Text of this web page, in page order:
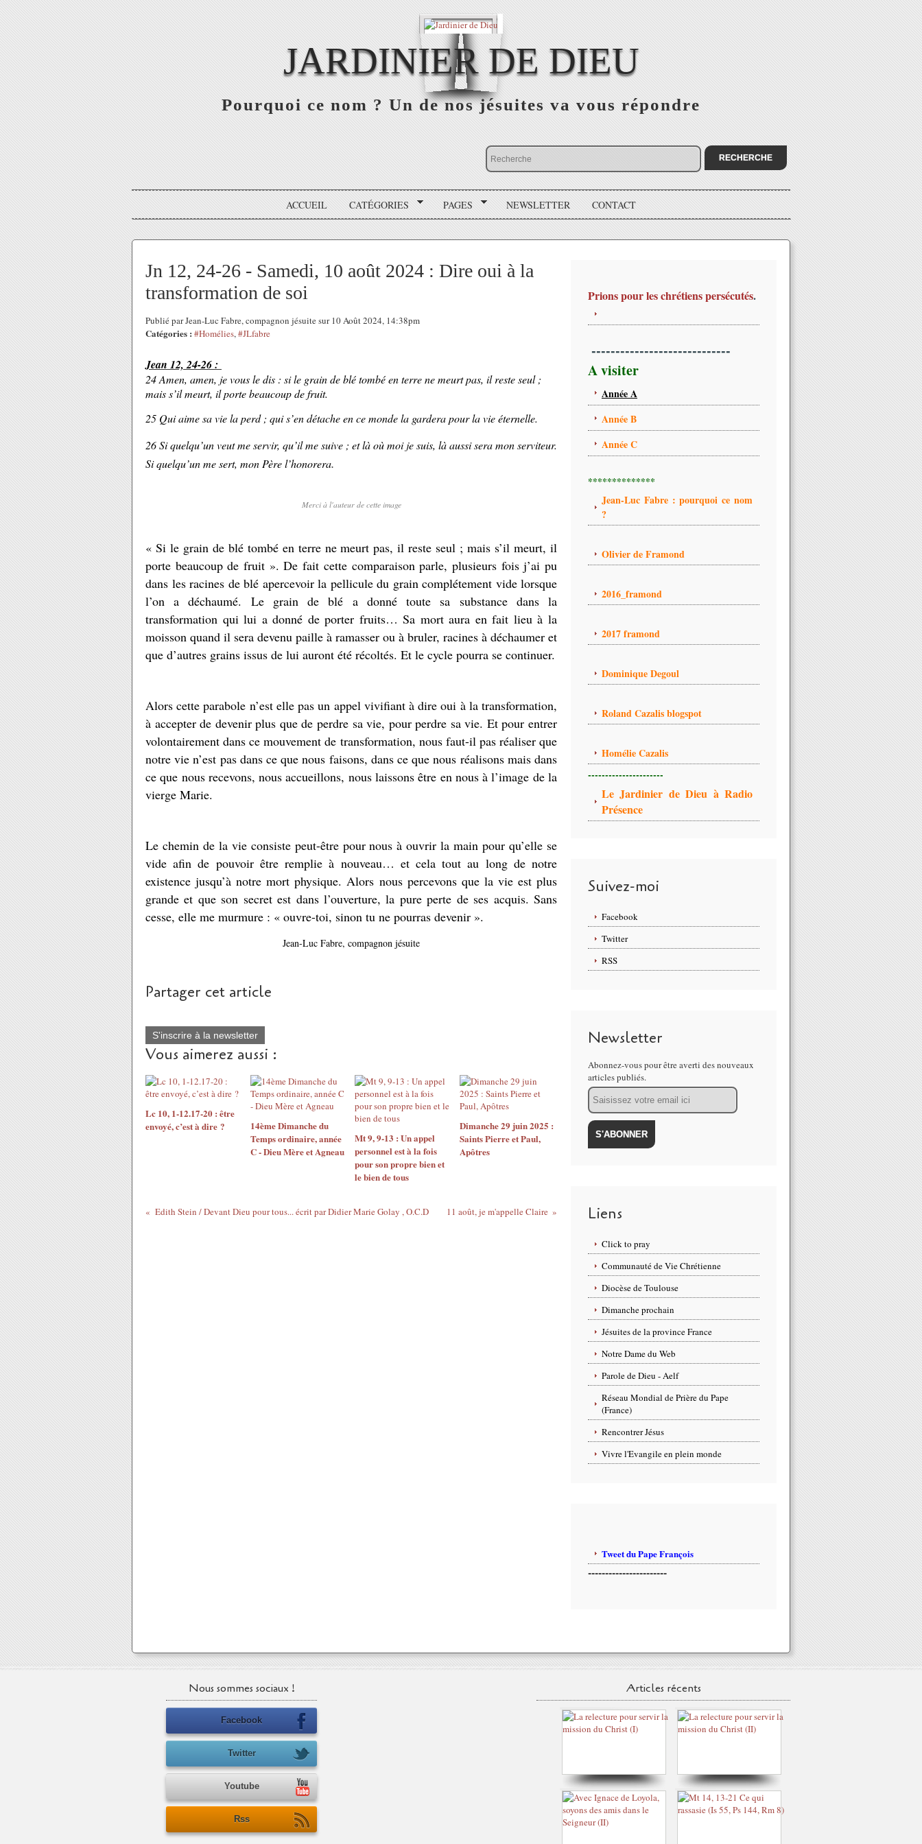
JARDINIER DE DIEU
Pourquoi ce nom ? Un de nos jésuites va vous répondre
ACCUEIL CATÉGORIES PAGES NEWSLETTER CONTACT
Jn 12, 24-26 - Samedi, 10 août 2024 : Dire oui à la
transformation de soi
Publié par Jean-Luc Fabre, compagnon jésuite sur 10 Août 2024, 14:38pm
Catégories : #Homélies,#JLfabre
Jean 12, 24-26 :
24 Amen, amen, je vous le dis : si le grain de blé tombé en terre ne meurt pas, il reste seul ;
mais s’il meurt, il porte beaucoup de fruit.
25 Qui aime sa vie la perd ; qui s’en détache en ce monde la gardera pour la vie éternelle.
26 Si quelqu’un veut me servir, qu’il me suive ; et là où moi je suis, là aussi sera mon serviteur.
Si quelqu’un me sert, mon Père l’honorera.
Merci à l'auteur de cette image
« Si le grain de blé tombé en terre ne meurt pas, il reste seul ; mais s’il meurt, il
porte beaucoup de fruit ». De fait cette comparaison parle, plusieurs fois j’ai pu
dans les racines de blé apercevoir la pellicule du grain complétement vide lorsque
l’on a déchaumé. Le grain de blé a donné toute sa substance dans la
transformation qui lui a donné de porter fruits… Sa mort aura en fait lieu à la
moisson quand il sera devenu paille à ramasser ou à bruler, racines à déchaumer et
que d’autres grains issus de lui auront été récoltés. Et le cycle pourra se continuer.
Alors cette parabole n’est elle pas un appel vivifiant à dire oui à la transformation,
à accepter de devenir plus que de perdre sa vie, pour perdre sa vie. Et pour entrer
volontairement dans ce mouvement de transformation, nous faut-il pas réaliser que
notre vie n’est pas dans ce que nous faisons, dans ce que nous réalisons mais dans
ce que nous recevons, nous accueillons, nous laissons être en nous à l’image de la
vierge Marie.
Le chemin de la vie consiste peut-être pour nous à ouvrir la main pour qu’elle se
vide afin de pouvoir être remplie à nouveau… et cela tout au long de notre
existence jusqu’à notre mort physique. Alors nous percevons que la vie est plus
grande et que son secret est dans l’ouverture, la pure perte de ses acquis. Sans
cesse, elle me murmure : « ouvre-toi, sinon tu ne pourras devenir ».
Jean-Luc Fabre, compagnon jésuite
Partager cet article
S'inscrire à la newsletter
Vous aimerez aussi :
Lc 10, 1-12.17-20 : être
envoyé, c’est à dire ?
14ème Dimanche du
Temps ordinaire, année
C - Dieu Mère et Agneau
Mt 9, 9-13 : Un appel
personnel est à la fois
pour son propre bien et
le bien de tous
Dimanche 29 juin 2025 :
Saints Pierre et Paul,
Apôtres
Edith Stein / Devant Dieu pour tous... écrit par Didier Marie Golay , O.C.D 11 août, je m'appelle Claire
Prions pour les chrétiens persécutés.
-----------------------------
A visiter
Année A
Année B
Année C
**************
Jean-Luc Fabre : pourquoi ce nom
?
Olivier de Framond
2016_framond
2017 framond
Dominique Degoul
Roland Cazalis blogspot
Homélie Cazalis
----------------------
Le Jardinier de Dieu à Radio
Présence
Suivez-moi
Facebook
Twitter
RSS
Newsletter
Abonnez-vous pour être averti des nouveaux
articles publiés.
Email
Liens
Click to pray
Communauté de Vie Chrétienne
Diocèse de Toulouse
Dimanche prochain
Jésuites de la province France
Notre Dame du Web
Parole de Dieu - Aelf
Réseau Mondial de Prière du Pape
(France)
Rencontrer Jésus
Vivre l'Evangile en plein monde
Tweet du Pape François
-----------------------
Nous sommes sociaux !
Facebook
Twitter
Youtube
Rss
Articles récents